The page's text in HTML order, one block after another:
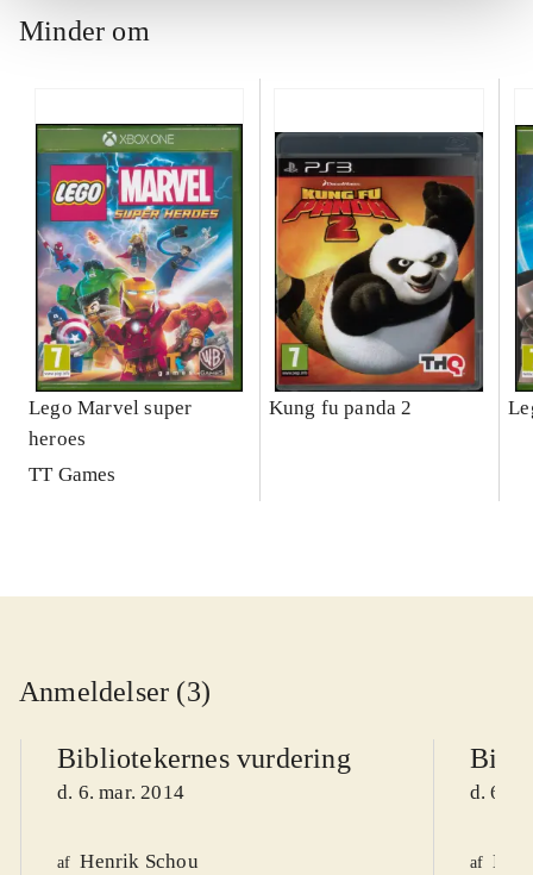
Minder om
Lego Marvel super
heroes
TT Games
Kung fu panda 2
Anmeldelser (3)
Bibliotekernes vurdering
d. 6. mar. 2014
af Henrik Schou
d. 6.
af